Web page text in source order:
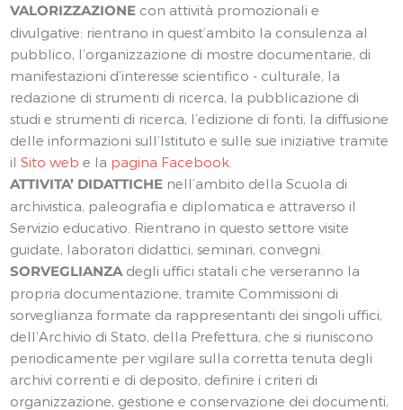
VALORIZZAZIONE con attività promozionali e
divulgative: rientrano in quest’ambito la consulenza al
pubblico, l’organizzazione di mostre documentarie, di
manifestazioni d’interesse scientifico - culturale, la
redazione di strumenti di ricerca, la pubblicazione di
studi e strumenti di ricerca, l’edizione di fonti, la diffusione
delle informazioni sull’Istituto e sulle sue iniziative tramite
ilSito web e la pagina Facebook
ATTIVITA’ DIDATTICHE nell’ambito della Scuola di
archivistica, paleografia e diplomatica e attraverso il
Servizio educativo. Rientrano in questo settore visite
guidate, laboratori didattici, seminari, convegni.
SORVEGLIANZA degli uffici statali che verseranno la
propria documentazione, tramite Commissioni di
sorveglianza formate da rappresentanti dei singoli uffici,
dell’Archivio di Stato, della Prefettura, che si riuniscono
periodicamente per vigilare sulla corretta tenuta degli
archivi correnti e di deposito, definire i criteri di
organizzazione, gestione e conservazione dei documenti,